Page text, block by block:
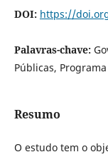
DOI: https://
Palavras-chave:
Públicas,
Resumo
O estudo tem o